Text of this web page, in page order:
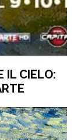
IL CIELO: